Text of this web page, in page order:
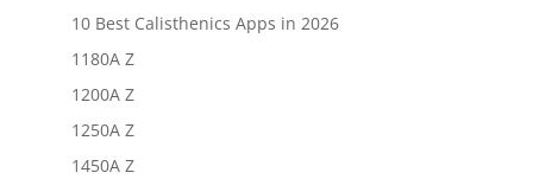
10 Best Calisthenics Apps in 2026
1180A Z
1200A Z
1250A Z
1450A Z